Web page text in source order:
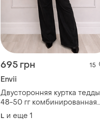
695 грн 15
Envii
Двусторонняя куртка тедды
48-50 гг комбинированная
сток
L и еще 1